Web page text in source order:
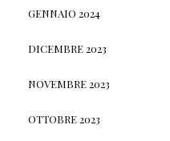
GENNAIO 2024
DICEMBRE 2023
NOVEMBRE 2023
OTTOBRE 2023